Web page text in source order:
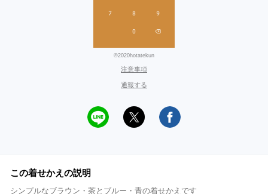
©2020hotatekun
注意事項
通報する
この着せかえの説明
シンプルなブラウン・茶とブルー・青の着せかえです